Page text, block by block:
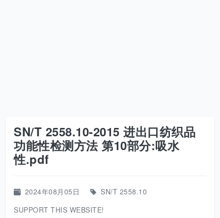
SN/T 2558.10-2015 进出口纺织品
功能性检测方法 第10部分:吸水
性.pdf
2024年08月05日
SN/T 2558.10
SUPPORT THIS WEBSITE!